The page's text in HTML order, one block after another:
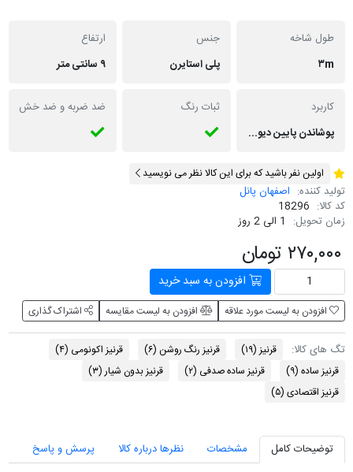
طول شاخه
۳m
جنس
پلی استایرن
ارتفاع
۹ سانتی متر
کاربرد
پوشاندن پایین دیوار ها در ساختمان ، زیبایی بصری، مانع نفوذ رطوبت به دیوار میشود.
ثبات رنگ ضد ضربه و ضد خش
اولین نفر باشید که برای این کالا نظر می نویسید
تولید کننده: اصفهان پانل
کد کالا: 18296
زمان تحویل: 1 الی 2 روز
۲۷۰,۰۰۰ تومان
افزودن به سبد خرید
افزودن به لیست مورد علاقه افزودن به لیست مقایسه اشتراک گذاری
تگ های کالا: قرنيز (۱۹) قرنیز رنگ روشن (۶) قرنیز اکونومی (۴)
قرنیز ساده (۹) قرنیز ساده صدفی (۲) قرنیز بدون شیار (۳)
قرنیز اقتصادی (۵)
توضیحات کامل مشخصات نظرها درباره کالا
پرسش و پاسخ